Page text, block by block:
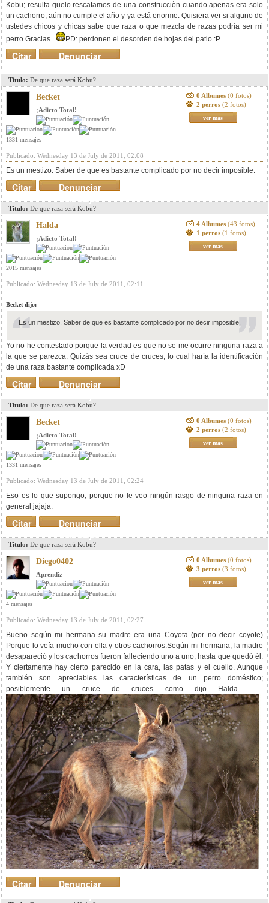
Kobu; resulta quelo rescatamos de una construcciòn cuando apenas era solo
un cachorro; aún no cumple el año y ya está enorme. Quisiera ver si alguno de
ustedes chicos y chicas sabe que raza o que mezcla de razas podría ser mi
perro.Gracias
PD: perdonen el desorden de hojas del patio :P
Denunciar
mensaje
Citar
Titulo: De que raza será Kobu?
Becket
¡Adicto Total!
1331 mensajes
0 Albumes (0 fotos)
2 perros (2 fotos)
ver mas
Publicado: Wednesday 13 de July de 2011, 02:08
Es un mestizo. Saber de que es bastante complicado por no decir imposible.
Denunciar
mensaje
Citar
Titulo: De que raza será Kobu?
Halda
¡Adicto Total!
2015 mensajes
4 Albumes (43 fotos)
1 perros (1 fotos)
ver mas
Publicado: Wednesday 13 de July de 2011, 02:11
Becket dijo:
Es un mestizo. Saber de que es bastante complicado por no decir imposible.
Yo no he contestado porque la verdad es que no se me ocurre ninguna raza a
la que se parezca. Quizás sea cruce de cruces, lo cual haría la identificación
de una raza bastante complicada xD
Denunciar
mensaje
Citar
Titulo: De que raza será Kobu?
Becket
¡Adicto Total!
1331 mensajes
0 Albumes (0 fotos)
2 perros (2 fotos)
ver mas
Publicado: Wednesday 13 de July de 2011, 02:24
Eso es lo que supongo, porque no le veo ningún rasgo de ninguna raza en
general jajaja.
Denunciar
mensaje
Citar
Titulo: De que raza será Kobu?
Diego0402
Aprendiz
4 mensajes
0 Albumes (0 fotos)
3 perros (3 fotos)
ver mas
Publicado: Wednesday 13 de July de 2011, 02:27
Bueno según mi hermana su madre era una Coyota (por no decir coyote)
Porque lo veía mucho con ella y otros cachorros.Según mi hermana, la madre
desapareció y los cachorros fueron falleciendo uno a uno, hasta que quedó él.
Y ciertamente hay cierto parecido en la cara, las patas y el cuello. Aunque
también son apreciables las características de un perro doméstico;
posiblemente un cruce de cruces como dijo Halda.
Denunciar
mensaje
Citar